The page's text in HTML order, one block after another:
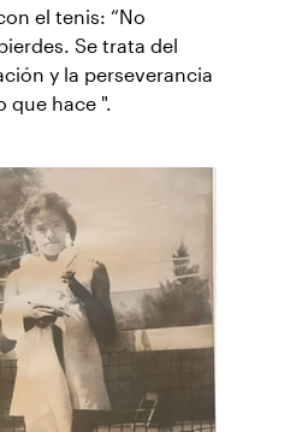
el tenis: “No
Se trata del
y la perseverancia
que hace ".